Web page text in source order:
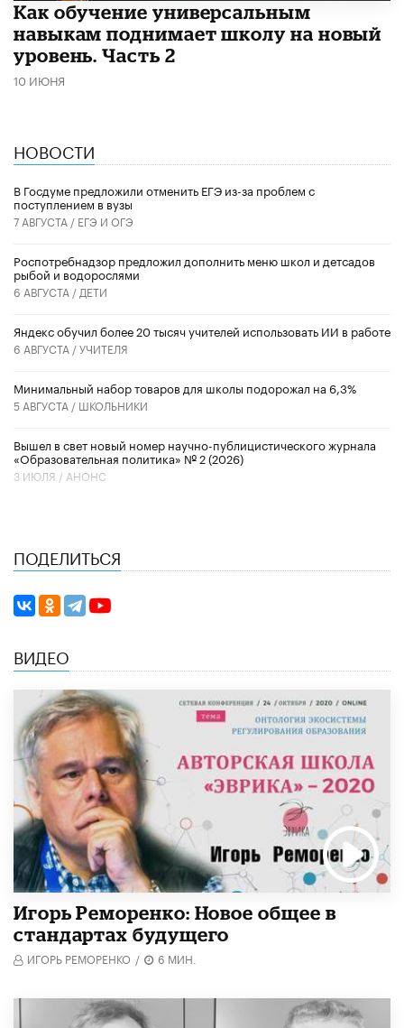
​Как обучение универсальным
навыкам поднимает школу на новый
уровень. Часть 2
10 ИЮНЯ
НОВОСТИ
В Госдуме предложили отменить ЕГЭ из-за проблем с
поступлением в вузы
7 АВГУСТА / ЕГЭ И ОГЭ
Роспотребнадзор предложил дополнить меню школ и детсадов
рыбой и водорослями
6 АВГУСТА / ДЕТИ
​Яндекс обучил более 20 тысяч учителей использовать ИИ в работе
6 АВГУСТА /УЧИТЕЛЯ
Минимальный набор товаров для школы подорожал на 6,3%
5 АВГУСТА / ШКОЛЬНИКИ
Вышел в свет новый номер научно-публицистического журнала
«Образовательная политика» № 2 (2026)
3 ИЮЛЯ / АНОНС
ПОДЕЛИТЬСЯ
ВИДЕО
Игорь Реморенко: Новое общее в
стандартах будущего
ИГОРЬ РЕМОРЕНКО / 6 МИН.